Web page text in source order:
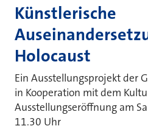
Künstlerische
Holocaust
Ein Ausstellungsprojekt der
in Kooperation mit dem
Ausstellungseröffnung am
11.30 Uhr